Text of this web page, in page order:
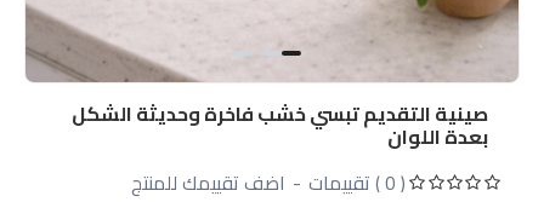
صينية التقديم تبسي خشب فاخرة وحديثة الشكل
بعدة اللوان
( 0 ) تقييمات
- اضف تقييمك للمنتج